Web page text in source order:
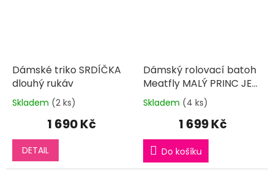
Dámské triko SRDÍČKA
dlouhý rukáv
Průměrné
produktu
je
5,0
z
Skladem (2 ks)
1 690 Kč
DETAIL
Dámský rolovací batoh
Meatfly MALÝ PRINC JE
LÁSKA
Průměrné
produktu
je
5,0
z
Skladem (4 ks)
1 699 Kč
Do košíku